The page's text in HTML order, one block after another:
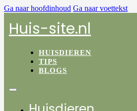
Ga naar hoofdinhoud Ga naar voettekst
Huis-site.nl
HUISDIEREN
TIPS
BLOGS